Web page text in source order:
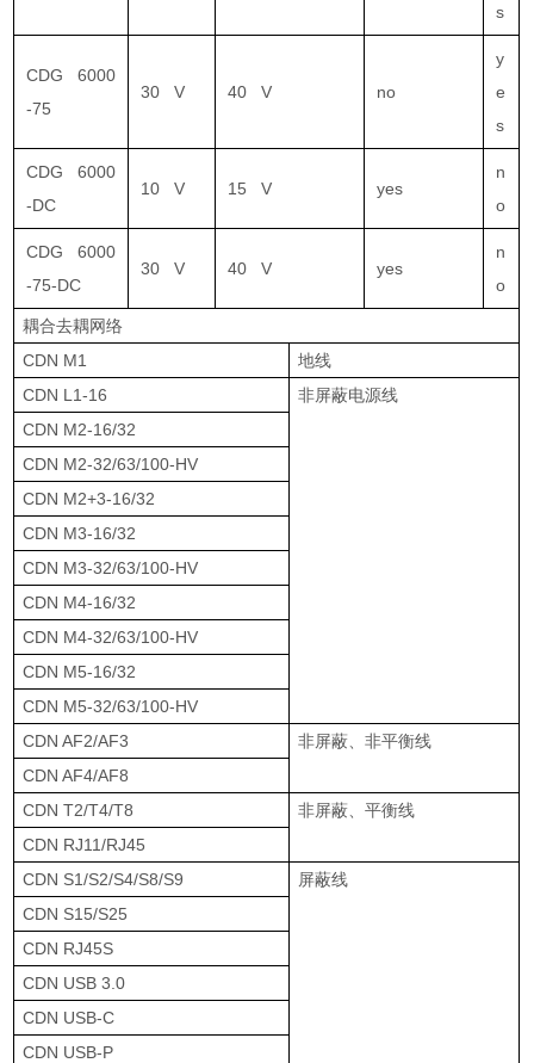
s
CDG 6000
-75
30 V 40 V no
y
e
s
CDG 6000
-DC
10 V 15 V yes
n
o
CDG 6000
-75-DC
30 V 40 V yes
n
o
耦合去耦网络
CDN M1
地线
CDN L1-16
非屏蔽电源线
CDN M2-16/32
CDN M2-32/63/100-HV
CDN M2+3-16/32
CDN M3-16/32
CDN M3-32/63/100-HV
CDN M4-16/32
CDN M4-32/63/100-HV
CDN M5-16/32
CDN M5-32/63/100-HV
CDN AF2/AF3
非屏蔽、非平衡线
CDN AF4/AF8
CDN T2/T4/T8
非屏蔽、平衡线
CDN RJ11/RJ45
CDN S1/S2/S4/S8/S9
屏蔽线
CDN S15/S25
CDN RJ45S
CDN USB 3.0
CDN USB-C
CDN USB-P